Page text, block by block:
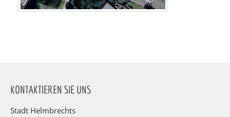
KONTAKTIEREN SIE UNS
Stadt Helmbrechts